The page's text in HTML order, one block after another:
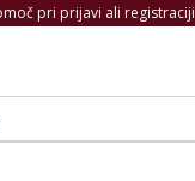
pri prijavi ali registraciji